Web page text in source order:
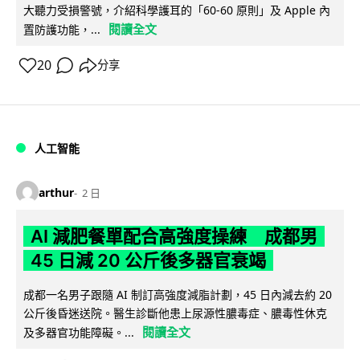
大聽力受損警號，介紹科學護耳的「60-60 原則」及 Apple 內
置防護功能，...
閱讀全文
20 分享
人工智能
arthur 2 日
AI 減肥餐單配合高強度操練 成都男
45 日減 20 公斤後多器官衰竭
成都一名男子跟隨 AI 制訂高強度減脂計劃，45 日內減去約 20
公斤後昏迷送院。醫生診斷他患上尿源性膿毒症、膿毒性休克
及多器官功能障礙。...
閱讀全文